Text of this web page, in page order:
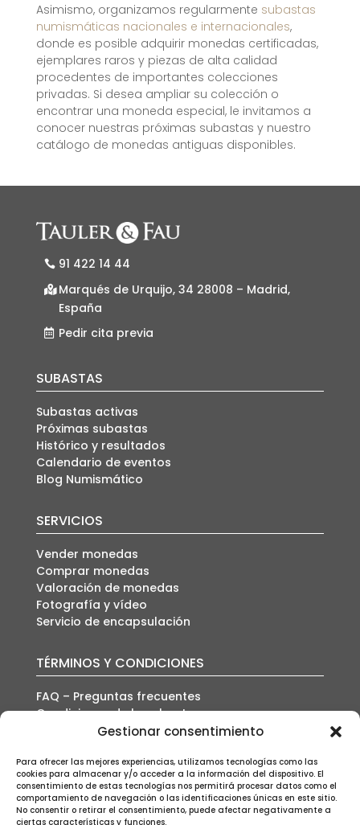
Gestionar consentimiento
Para ofrecer las mejores experiencias, utilizamos tecnologías como las
cookies para almacenar y/o acceder a la información del dispositivo. El
consentimiento de estas tecnologías nos permitirá procesar datos como el
comportamiento de navegación o las identificaciones únicas en este sitio.
No consentir o retirar el consentimiento, puede afectar negativamente a
ciertas características y funciones.
Asimismo, organizamos regularmente subastas
numismáticas nacionales e internacionales,
donde es posible adquirir monedas certificadas,
ejemplares raros y piezas de alta calidad
procedentes de importantes colecciones
privadas. Si desea ampliar su colección o
encontrar una moneda especial, le invitamos a
conocer nuestras próximas subastas y nuestro
catálogo de monedas antiguas disponibles.
91 422 14 44
Marqués de Urquijo, 34 28008 – Madrid,
España
Pedir cita previa
SUBASTAS
Subastas activas
Próximas subastas
Histórico y resultados
Calendario de eventos
Blog Numismático
SERVICIOS
Vender monedas
Comprar monedas
Valoración de monedas
Fotografía y vídeo
Servicio de encapsulación
TÉRMINOS Y CONDICIONES
FAQ – Preguntas frecuentes
Condiciones de la subasta
Política de envío
Política de cookies
Aviso legal